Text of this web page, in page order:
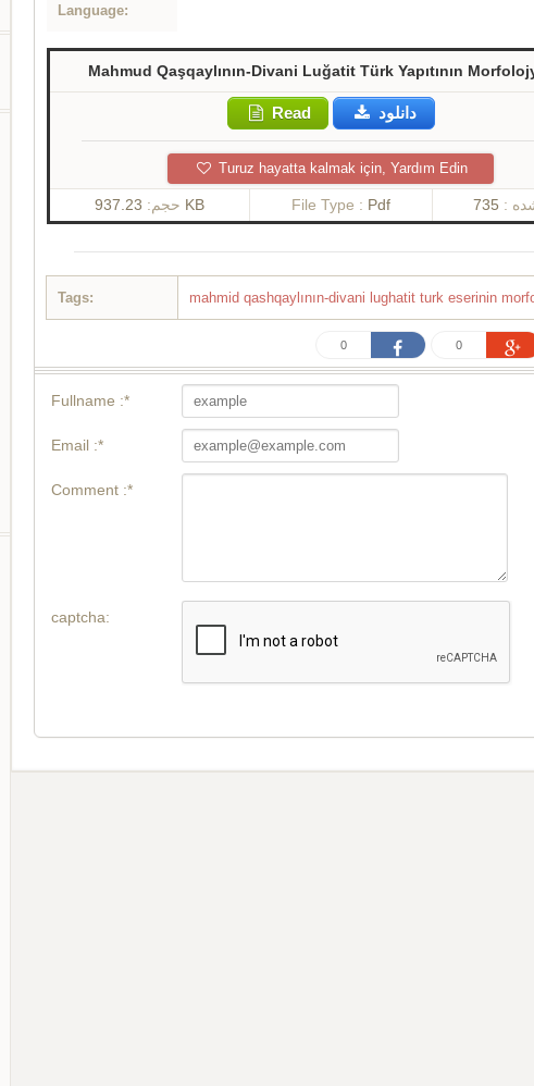
Language:
Mahmud Qaşqaylının-Divani Luğatit Türk Yapıtının
Read دانلود
Turuz hayatta kalmak için, Yardım Edin
حجم: 937.23 KB File Type : Pdf :
735
Tags: mahmid qashqaylının-divani lughatit turk eserinin
0 0
Fullname :*
Email :*
Comment :*
captcha: